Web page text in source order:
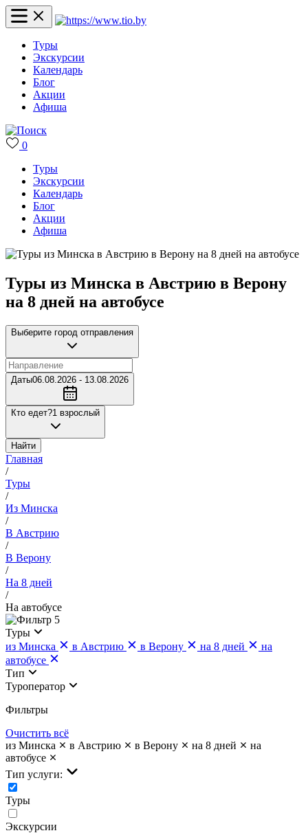
Туры
Экскурсии
Календарь
Блог
Акции
Афиша
0
Туры
Экскурсии
Календарь
Блог
Акции
Афиша
Туры из Минска в Австрию в Верону
на 8 дней на автобусе
Выберите город отправления
Даты06.08.2026 - 13.08.2026
Кто едет?1 взрослый
Найти
Главная
/
Туры
/
Из Минска
/
В Австрию
/
В Верону
/
На 8 дней
/
На автобусе
5
Туры
из Минска
в Австрию в Верону на 8 дней
на
автобусе
Тип
Туроператор
Фильтры
Очистить всё
из Минска
в Австрию в Верону на 8 дней
на
автобусе
Тип услуги:
Туры
Экскурсии